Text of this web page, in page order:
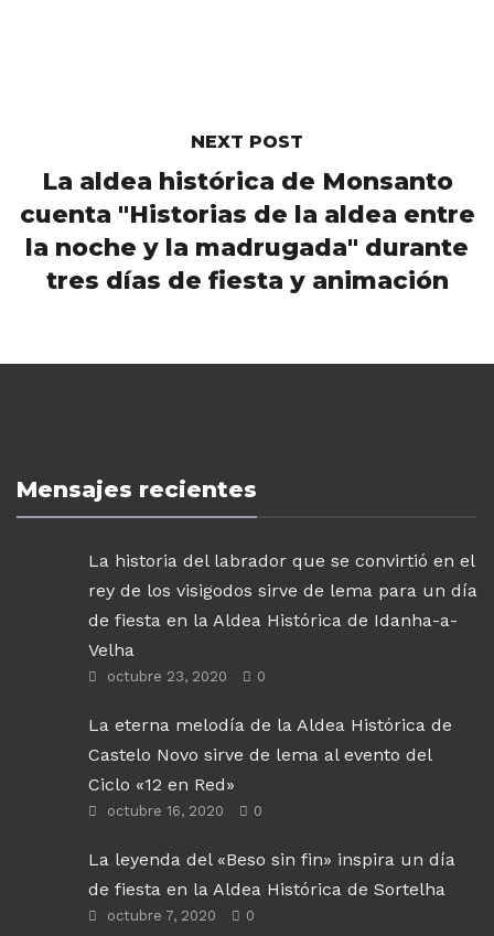
NEXT POST
La aldea histórica de Monsanto
cuenta "Historias de la aldea entre
la noche y la madrugada" durante
tres días de fiesta y animación
Mensajes recientes
La historia del labrador que se convirtió en el
rey de los visigodos sirve de lema para un día
de fiesta en la Aldea Histórica de Idanha-a-
Velha
octubre 23, 2020 0
La eterna melodía de la Aldea Histórica de
Castelo Novo sirve de lema al evento del
Ciclo «12 en Red»
octubre 16, 2020 0
La leyenda del «Beso sin fin» inspira un día
de fiesta en la Aldea Histórica de Sortelha
octubre 7, 2020 0